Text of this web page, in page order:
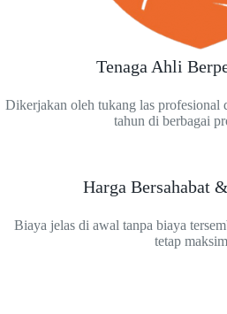
Tenaga Ahli
Dikerjakan oleh tukang las profesional
tahun di berbagai
Harga Bersahabat
Biaya jelas di awal tanpa biaya
tetap